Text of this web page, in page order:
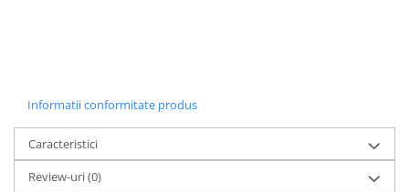
Informatii conformitate produs
Caracteristici
Review-uri(0)